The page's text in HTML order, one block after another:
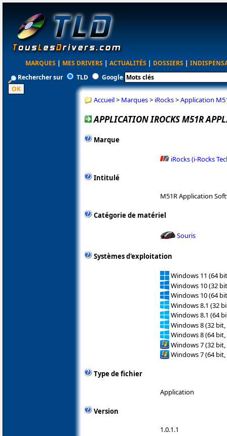
MARQUES | MES DRIVERS | ACTUALITÉS | DOSSIERS |
Rechercher sur
TLD Google
Accueil> Marques> iRocks>Application
APPLICATION IROCKS M51R
Marque
iRocks (i-Rocks
Intitulé
M51R Application
Catégorie de matériel
Souris
Systèmes d'exploitation
Windows 11 (64
Windows 10 (32
Windows 10 (64
Windows 8.1 (32
Windows 8.1 (64
Windows 8 (32 bit,
Windows 8 (64 bit,
Windows 7 (32 bit,
Windows 7 (64 bit,
Type de fichier
Application
Version
1.0.1.1